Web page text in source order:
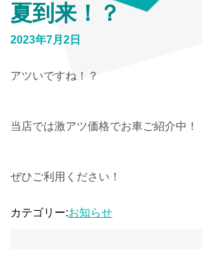
夏到来！？
2023年7月2日
アツいですね！？
当店では激アツ価格でお車ご紹介中！
ぜひご利用ください！
カテゴリー:お知らせ